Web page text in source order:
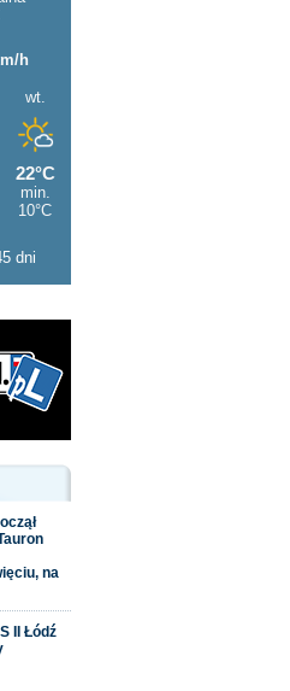
dni
na
II Łódź